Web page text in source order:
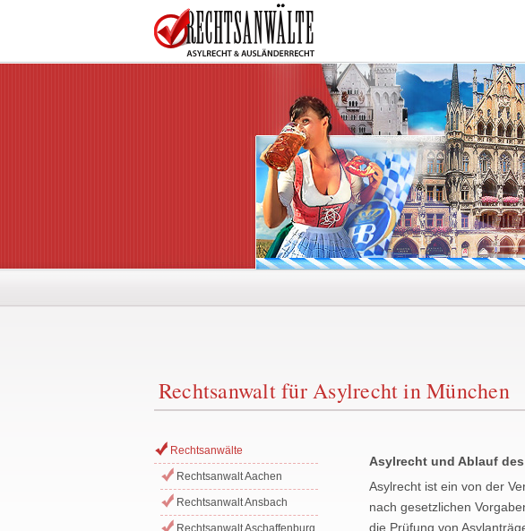
Rechtsanwalt für Asylrecht in München
Rechtsanwälte
Rechtsanwalt Aachen
Rechtsanwalt Ansbach
Rechtsanwalt Aschaffenburg
Asylrecht und Ablauf
Asylrecht ist ein von der
nach gesetzlichen
die Prüfung von